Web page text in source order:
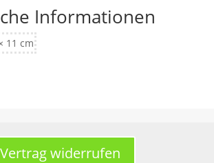
Informationen
11 cm
Vertrag widerrufen